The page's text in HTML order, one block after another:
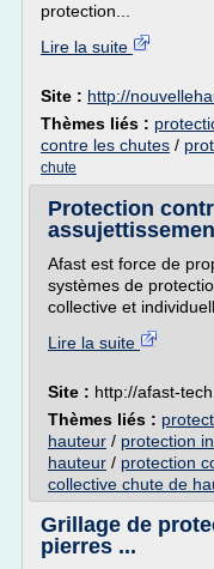
protection...
Lire la suite
Site : http://
Thèmes liés :
contre les chutes /
chute
Protection
Afast est force de
systèmes de
collective et
Lire la suite
Site : http://afast-
Thèmes liés :
hauteur / protection
hauteur / protection
collective chute de
Grillage de
pierres ...